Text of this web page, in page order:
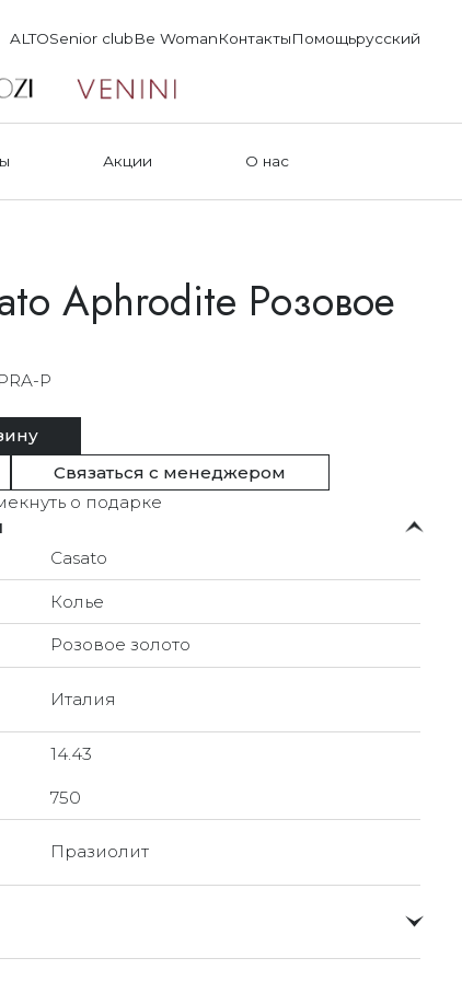
ALTOSenior clubBe WomanКонтактыПомощьрусский
Акции О нас
Aphrodite Розовое
P
Связаться с менеджером
о подарке
Casato
Колье
Розовое золото
Италия
14.43
750
Празиолит